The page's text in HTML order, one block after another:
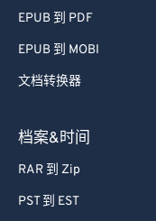
EPUB 到 PDF
EPUB 到 MOBI
文档转换器
档案&时间
RAR 到 Zip
PST 到 EST